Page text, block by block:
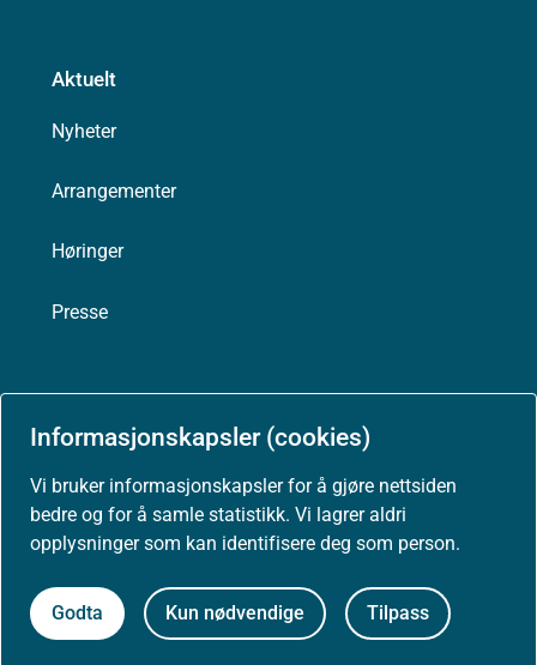
Informasjonskapsler (cookies)
Vi bruker informasjonskapsler for å gjøre nettsiden
bedre og for å samle statistikk. Vi lagrer aldri
opplysninger som kan identifisere deg som person.
Godta Kun nødvendige Tilpass
Aktuelt
Nyheter
Arrangementer
Høringer
Presse
Om nettstedet
Personvernerklæring
Tilgjengelighetserklæring (uustatus.no)
Besøksstatistikk og informasjonskapsler